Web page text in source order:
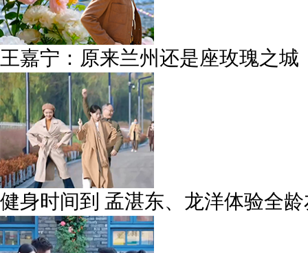
王嘉宁：原来兰州还是座玫瑰之城
健身时间到 孟湛东、龙洋体验全